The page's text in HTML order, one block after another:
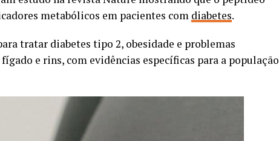
metabólicos em pacientes com diabetes.
tratar diabetes tipo 2, obesidade e problemas
e rins, com evidências específicas para a população